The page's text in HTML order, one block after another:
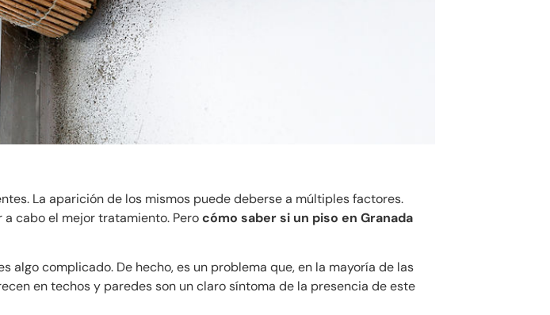
La aparición de los mismos puede deberse a múltiples factores.
cabo el mejor tratamiento. Perocómo saber si un piso en Granada
algo complicado. De hecho, es un problema que, en la mayoría de las
en techos y paredes son un claro síntoma de la presencia de este